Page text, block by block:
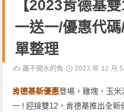
【2023肯德基
一送一/優惠代
單整理
✍️離不開水的魚 2023 年 12 月 5
肯德基新優惠登場，雞塊、玉
一 ! 迎接雙12，肯德基推出全新